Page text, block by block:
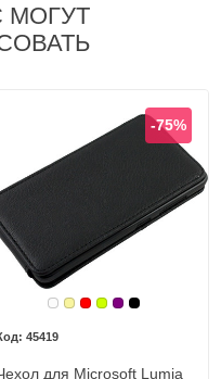
МОГУТ
Белый
Золотой
Красный
ЛаймЧерный
-75%
45419
для Microsoft Lumia